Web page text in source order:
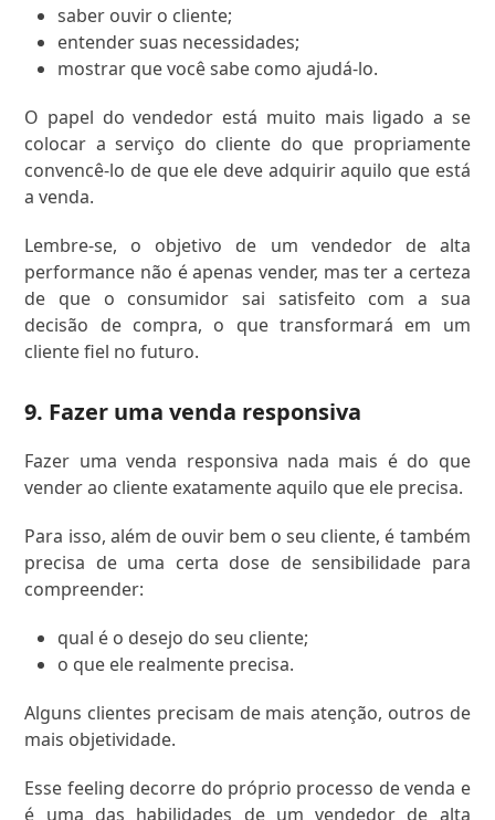
saber ouvir o cliente;
entender suas necessidades;
mostrar que você sabe como ajudá-lo.
O papel do vendedor está muito mais ligado a se
colocar a serviço do cliente do que propriamente
convencê-lo de que ele deve adquirir aquilo que está
a venda.
Lembre-se, o objetivo de um vendedor de alta
performance não é apenas vender, mas ter a certeza
de que o consumidor sai satisfeito com a sua
decisão de compra, o que transformará em um
cliente fiel no futuro.
9. Fazer uma venda responsiva
Fazer uma venda responsiva nada mais é do que
vender ao cliente exatamente aquilo que ele precisa.
Para isso, além de ouvir bem o seu cliente, é também
precisa de uma certa dose de sensibilidade para
compreender:
qual é o desejo do seu cliente;
o que ele realmente precisa.
Alguns clientes precisam de mais atenção, outros de
mais objetividade.
Esse feeling decorre do próprio processo de venda e
é uma das habilidades de um vendedor de alta